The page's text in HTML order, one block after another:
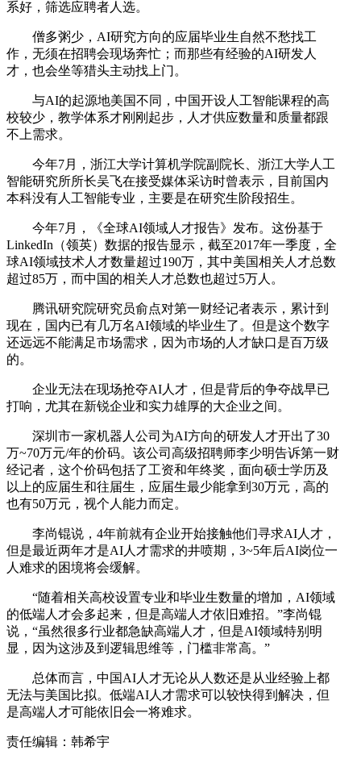
系好，筛选应聘者人选。
僧多粥少，AI研究方向的应届毕业生自然不愁找工
作，无须在招聘会现场奔忙；而那些有经验的AI研发人
才，也会坐等猎头主动找上门。
与AI的起源地美国不同，中国开设人工智能课程的高
校较少，教学体系才刚刚起步，人才供应数量和质量都跟
不上需求。
今年7月，浙江大学计算机学院副院长、浙江大学人工
智能研究所所长吴飞在接受媒体采访时曾表示，目前国内
本科没有人工智能专业，主要是在研究生阶段招生。
今年7月，《全球AI领域人才报告》发布。这份基于
LinkedIn（领英）数据的报告显示，截至2017年一季度，全
球AI领域技术人才数量超过190万，其中美国相关人才总数
超过85万，而中国的相关人才总数也超过5万人。
腾讯研究院研究员俞点对第一财经记者表示，累计到
现在，国内已有几万名AI领域的毕业生了。但是这个数字
还远远不能满足市场需求，因为市场的人才缺口是百万级
的。
企业无法在现场抢夺AI人才，但是背后的争夺战早已
打响，尤其在新锐企业和实力雄厚的大企业之间。
深圳市一家机器人公司为AI方向的研发人才开出了30
万~70万元/年的价码。该公司高级招聘师李少明告诉第一财
经记者，这个价码包括了工资和年终奖，面向硕士学历及
以上的应届生和往届生，应届生最少能拿到30万元，高的
也有50万元，视个人能力而定。
李尚锟说，4年前就有企业开始接触他们寻求AI人才，
但是最近两年才是AI人才需求的井喷期，3~5年后AI岗位一
人难求的困境将会缓解。
“随着相关高校设置专业和毕业生数量的增加，AI领域
的低端人才会多起来，但是高端人才依旧难招。”李尚锟
说，“虽然很多行业都急缺高端人才，但是AI领域特别明
显，因为这涉及到逻辑思维等，门槛非常高。”
总体而言，中国AI人才无论从人数还是从业经验上都
无法与美国比拟。低端AI人才需求可以较快得到解决，但
是高端人才可能依旧会一将难求。
责任编辑：韩希宇